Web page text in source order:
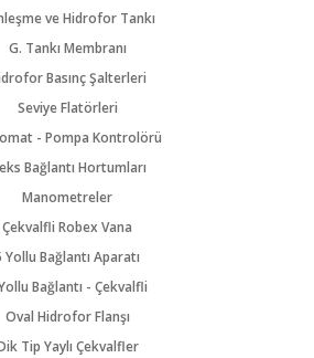
ve Hidrofor Tankı
G. Tankı Membranı
Basınç Şalterleri
Seviye Flatörleri
- Pompa Kontrolörü
Bağlantı Hortumları
Manometreler
Çekvalfli Robex Vana
Yollu Bağlantı Aparatı
Bağlantı - Çekvalfli
Oval Hidrofor Flanşı
Tip Yaylı Çekvalfler